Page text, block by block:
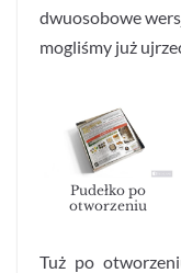
dwuosobowe
mogliśmy już
Pudełko po
otworzeniu
Tuż po